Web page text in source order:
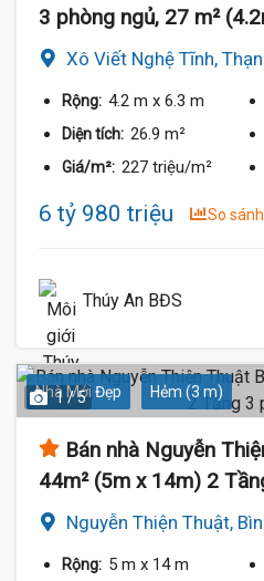
3 phòng ngủ, 27 m²
Xô Viết Nghệ Tĩnh,
Rộng: 4.2 m x 6.3 m
Diện tích: 26.9 m²
Giá/m²: 227 triệu/m²
6 tỷ 980 triệu So sánh
Thúy An BĐS
Nhà Mới Đẹp Hẻm (3 m)
1 / 5
Bán nhà Nguyễn
44m² (5m x 14m) 2
Nguyễn Thiện Thuật,
Rộng: 5 m x 14 m